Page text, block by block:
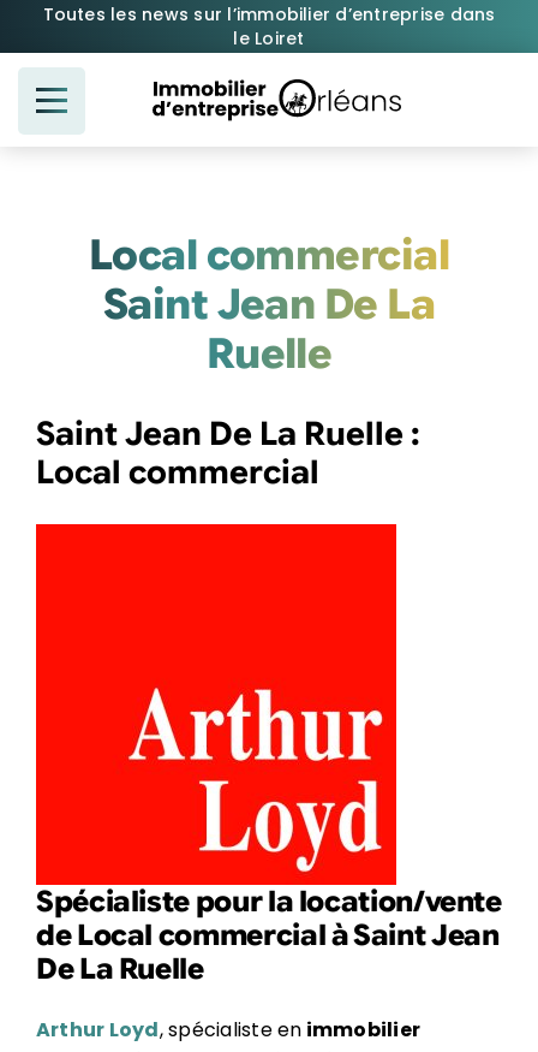
Passer
contenu
Toutes les news sur l’immobilier d’entreprise dans
le Loiret
Local commercial
Saint Jean De La
Ruelle
Saint Jean De La Ruelle :
Local commercial
Spécialiste pour la location/vente
de Local commercial à Saint Jean
De La Ruelle
Arthur Loyd, spécialiste en immobilier